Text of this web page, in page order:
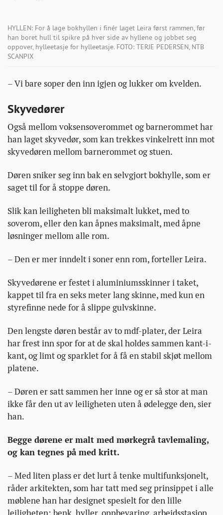
HYLLEN: For å lage bokhyllen i finér laget Leira først rammen, før
han boret hull til spikre på hver side av hyllene og jobbet seg
oppover, hylleetasje for hylleetasje. FOTO: TERJE PEDERSEN, NTB
SCANPIX
– Vi bare soper den inn igjen og lukker om kvelden.
Skyvedører
Også mellom voksensoverommet og barnerommet har
han laget skyvedør, som kan trekkes vinkelrett inn mot
skyvedøren mellom barnerommet og stuen.
Døren sniker seg inn bak en selvgjort bokhylle, som er
saget til for å stoppe døren.
Slik kan leiligheten bli maksimalt lukket, med to
soverom, eller den kan åpnes maksimalt, med åpne
løsninger mellom alle rom.
– Den er mer inndelt i soner enn rom, forteller Leira.
Skyvedørene er festet i aluminiumsskinner i taket,
kappet til fra en seks meter lang skinne, med kun en
styrefinne nede for å slippe gulvskinne.
Den lengste døren består av to mdf-plater, der Leira
har frest inn spor for at de skal holdes sammen kant-i-
kant, og limt og sparklet for å få en stabil skjøt mellom
platene.
– Døren er satt sammen her inne og er så stor at man
ikke får den ut av leiligheten uten å ødelegge den, sier
han.
Begge dørene er malt med mørkegrå tavlemaling,
og kan tegnes på med kritt.
– Med liten plass er det lurt å tenke multifunksjonelt,
råder arkitekten, som har tatt med seg prinsippet i alle
møblene han har designet spesielt for den lille
leiligheten: benk, hyller, oppbevaring, arbeidsstasjon